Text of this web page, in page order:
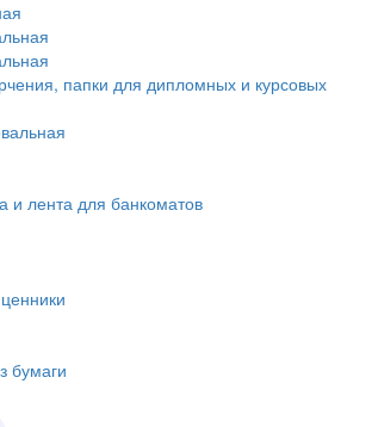
папки для дипломных и курсовых
и лента для банкоматов
бумаги